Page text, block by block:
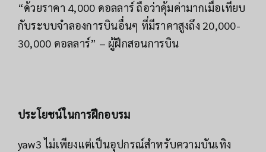
“ด้วยราคา 4,000 ดอลลาร์ ถือว่าคุ้มค่ามากเมื่อเทียบ
กับระบบจำลองการบินอื่นๆ ที่มีราคาสูงถึง 20,000-
30,000 ดอลลาร์” – ผู้ฝึกสอนการบิน
ประโยชน์ในการฝึกอบรม
yaw3 ไม่เพียงแต่เป็นอุปกรณ์สำหรับความบันเทิง